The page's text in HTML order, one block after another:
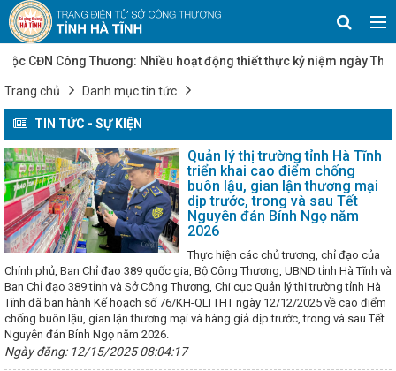
Công Thương: Nhiều hoạt động thiết thực kỷ niệm ngày Thương
Tạo đà thúc đẩy sản xuất công nghiệp Hà Tĩnh
chọn chủ đầu tư xây dựng hạ tầng kỹ thuật cụm công nghiệp trên
30 sản phẩm tiêu biểu tỉnh Hà Tĩnh tham gia trưng bày, giới thiệu,
phẩm OCOP Quảng Ngãi năm 2023
Triển khai Tháng hành
động (ATVSLĐ) năm 2025
Hà Tĩnh phấn đấu đến năm 2030 có
điện mặt trời mái nhà
Công nghiệp Hà Tĩnh: Đà phục hồi
trưởng mới
Thành kính tưởng niệm 234 năm ngày mất Hải
Đại hội Đảng bộ tỉnh Hà Tĩnh lần thứ XX thành công: Dấu mốc mở
mới
Ngày 07 tháng 5 năm 2026 UBND tỉnh Hà Tĩnh ban hành
về việc thành lập Cụm công nghiệp Lạc Thiện, với diện tích 30 ha
quà Trung tâm từ thiện Thiên Ân
Triển khai các biện pháp cấp
bão số 10 và mưa lũ
Bí thư Tỉnh ủy Hà Tĩnh mong muốn JETRO
vào địa bàn
Thủ tướng: Sớm hoàn thành đề án bỏ thanh tra
2 sản phẩm được công nhận sản phẩm công nghiệp nông thôn tiêu
- năm 2025
Hà Tĩnh phê duyệt Chương trình khuyến công
nông thôn theo hướng kinh tế xanh và chuyển đổi số
(Theo Đài Phát thanh và Truyền hình Hà Tĩnh)
năm 2025: Khẳng định bản sắc, nâng tầm giá trị hàng Việt
Trang chủ Danh mục tin tức
TIN TỨC - SỰ KIỆN
Quản lý thị trường tỉnh Hà Tĩnh
triển khai cao điểm chống
buôn lậu, gian lận thương mại
dịp trước, trong và sau Tết
Nguyên đán Bính Ngọ năm
2026
Thực hiện các chủ trương, chỉ đạo của
Chính phủ, Ban Chỉ đạo 389 quốc gia, Bộ Công Thương, UBND tỉnh Hà Tĩnh và
Ban Chỉ đạo 389 tỉnh và Sở Công Thương, Chi cục Quản lý thị trường tỉnh Hà
Tĩnh đã ban hành Kế hoạch số 76/KH-QLTTHT ngày 12/12/2025 về cao điểm
chống buôn lậu, gian lận thương mại và hàng giả dịp trước, trong và sau Tết
Nguyên đán Bính Ngọ năm 2026.
Ngày đăng: 12/15/2025 08:04:17